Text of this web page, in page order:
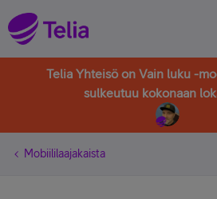
Telia Yhteisö on Vain luku -
sulkeutuu kokonaan
Mobiililaajakaista